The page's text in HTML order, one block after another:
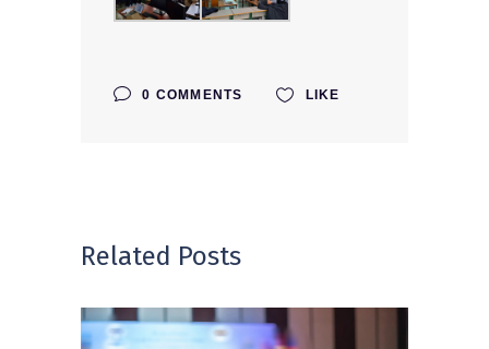
0 COMMENTS LIKE
Related Posts